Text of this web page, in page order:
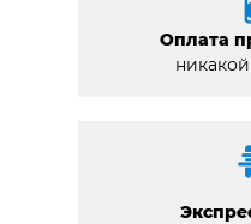
Оплата